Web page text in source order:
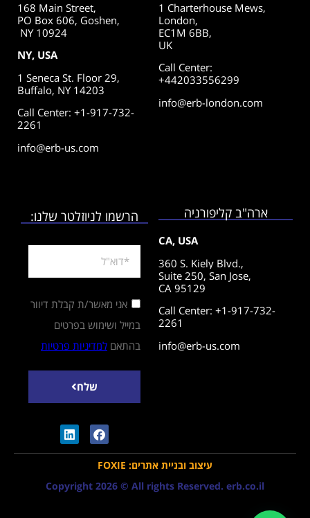
1 Charterhouse Mews,
London,
EC1M 6BB,
UK
Call Center:
+442033556299
info@erb-london.com
168 Main Street,
PO Box 606, Goshen,
NY 10924
NY, USA
1 Seneca St. Floor 29,
Buffalo, NY 14203
Call Center: +1-917-732-
2261
info@erb-us.com
ארה"ב קליפורניה
CA, USA
360 S. Kiely Blvd.,
Suite 250, San Jose,
CA 95129
Call Center: +1-917-732-
2261
info@erb-us.com
הרשמו לניוזלטר שלנו:
אני מאשר/ת קבלת דיוור
במייל ושימוש בפרטים
בהתאם למדיניות פרטיות
שלח
עיצוב ובניית אתרים: FOXIE
Copyright 2026 © All rights Reserved. erb.co.il